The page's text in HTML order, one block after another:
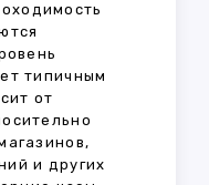
типичным
от
и других